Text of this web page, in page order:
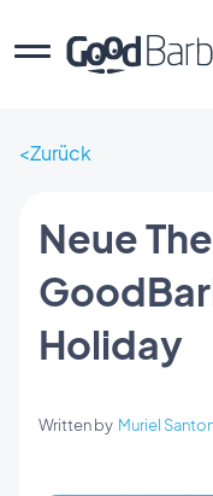
Zurück
Neue
Holiday
Written by Muriel